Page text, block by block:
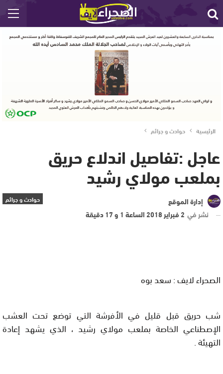
الرئيسية حوادث و جرائم
عاجل :تفاصيل اندلاع حريق
بملعب مولاي رشيد
حوادث و جرائم
إدارة الموقع
نشر في 2 فبراير 2018 الساعة 1 و 17 دقيقة
الصحراء لايف : سعد بوه
شب حريق قبل قليل في الأفرشة التي توضع تحت العشب
الإصطناعي الخاصة بملعب مولاي رشيد ، الذي يشهد إعادة
التهيئة .